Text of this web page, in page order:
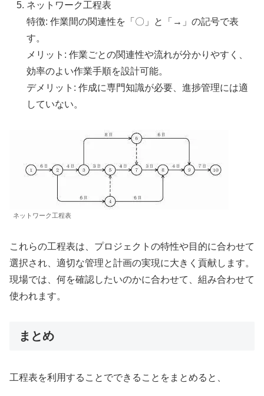
ネットワーク工程表
特徴: 作業間の関連性を「〇」と「→」の記号で表
す。
メリット: 作業ごとの関連性や流れが分かりやすく、
効率のよい作業手順を設計可能。
デメリット: 作成に専門知識が必要、進捗管理には適
していない​​。
ネットワーク工程表
これらの工程表は、プロジェクトの特性や目的に合わせて
選択され、適切な管理と計画の実現に大きく貢献します。
現場では、何を確認したいのかに合わせて、組み合わせて
使われます。
まとめ
工程表を利用することでできることをまとめると、